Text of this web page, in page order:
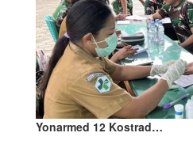
Yonarmed 12 Kostrad…